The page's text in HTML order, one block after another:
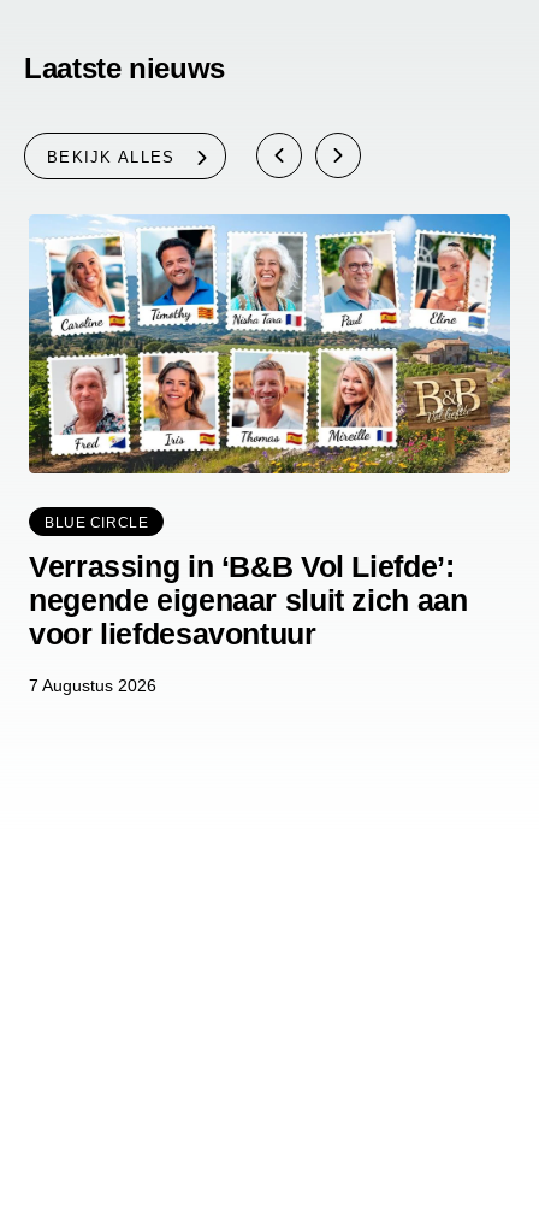
Laatste nieuws
BEKIJK ALLES
BLUE CIRCLE
Verrassing in ‘B&B Vol Liefde’:
negende eigenaar sluit zich aan
voor liefdesavontuur
7 Augustus 2026